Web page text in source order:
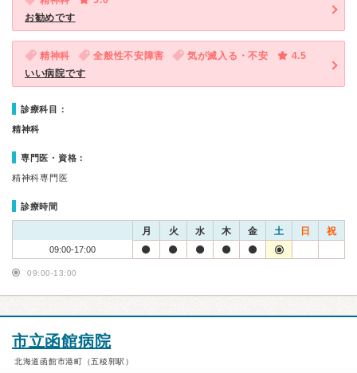
お勧めです
精神科 全般性不安障害 気が滅入る・不安
4.5
いい病院です
診療科目：
精神科
専門医・資格：
精神科専門医
診療時間
月 火 水 木 金 土 日 祝
09:00-17:00
09:00-13:00
市立函館病院
北海道函館市港町（五稜郭駅）